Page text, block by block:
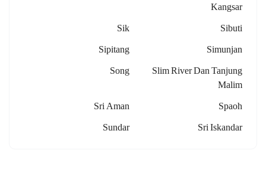
Kangsar
Sibuti
Sik
Simunjan
Sipitang
Slim River Dan Tanjung
Malim
Song
Spaoh
Sri Aman
Sri Iskandar
Sundar